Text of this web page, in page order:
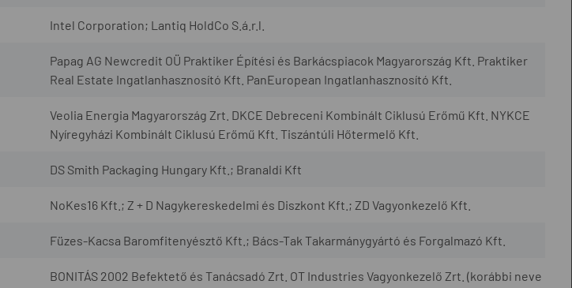
Intel Corporation; Lantiq HoldCo S.á.r.l.
Papag AG Newcredit OÜ Praktiker Építési és Barkácspiacok Magyarország Kft. Praktiker
Real Estate Ingatlanhasznosító Kft. PanEuropean Ingatlanhasznosító Kft.
Veolia Energia Magyarország Zrt. DKCE Debreceni Kombinált Ciklusú Erőmű Kft. NYKCE
Nyíregyházi Kombinált Ciklusú Erőmű Kft. Tiszántúli Hőtermelő Kft.
DS Smith Packaging Hungary Kft.; Branaldi Kft
NoKes16 Kft.; Z + D Nagykereskedelmi és Diszkont Kft.; ZD Vagyonkezelő Kft.
Füzes-Kacsa Baromfitenyésztő Kft.; Bács-Tak Takarmánygyártó és Forgalmazó Kft.
BONITÁS 2002 Befektető és Tanácsadó Zrt. OT Industries Vagyonkezelő Zrt. (korábbi neve